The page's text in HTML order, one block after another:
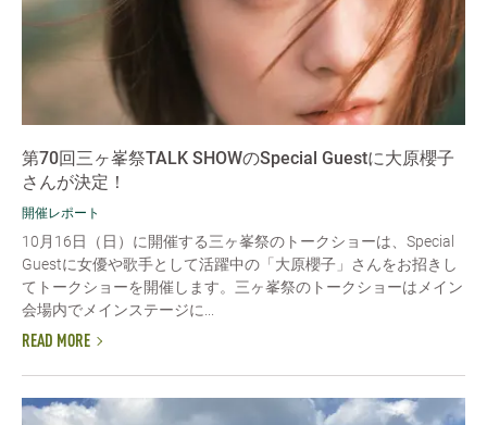
第70回三ヶ峯祭TALK SHOWのSpecial Guestに大原櫻子
さんが決定！
開催レポート
10月16日（日）に開催する三ヶ峯祭のトークショーは、Special
Guestに女優や歌手として活躍中の「大原櫻子」さんをお招きし
てトークショーを開催します。三ヶ峯祭のトークショーはメイン
会場内でメインステージに...
READ MORE